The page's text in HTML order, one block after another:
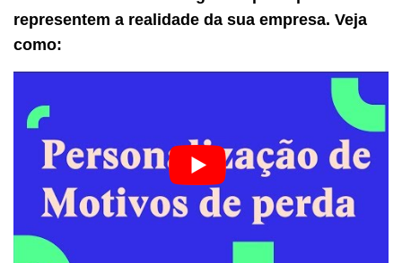
representem a realidade da sua empresa. Veja
como: